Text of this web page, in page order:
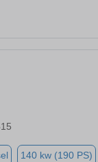
140 kw (190 PS)